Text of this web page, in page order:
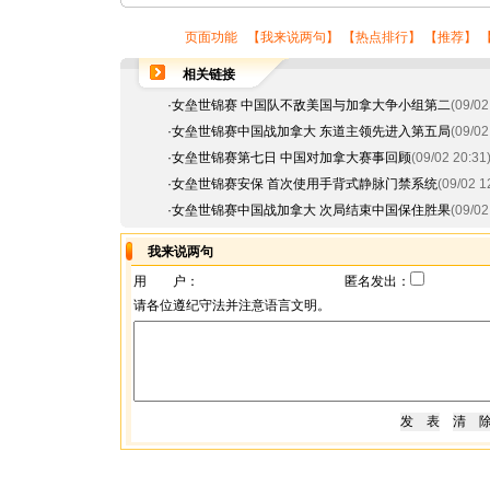
页面功能 【我来说两句 】 【热点排行】 【推荐】
相关链接
·女垒世锦赛 中国队不敌美国与加拿大争小组第二(09/
·女垒世锦赛中国战加拿大 东道主领先进入第五局(09/
·女垒世锦赛第七日 中国对加拿大赛事回顾(09/02 20:31)
·女垒世锦赛安保 首次使用手背式静脉门禁系统(09/02
·女垒世锦赛中国战加拿大 次局结束中国保住胜果(09/
我来说两句
用 户：
匿名发出：
请各位遵纪守法并注意语言文明。